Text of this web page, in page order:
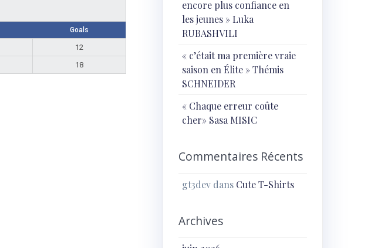
Goals
12
18
encore plus confiance en
les jeunes » Luka
RUBASHVILI
« c’était ma première vraie
saison en Élite » Thémis
SCHNEIDER
« Chaque erreur coûte
cher» Sasa MISIC
Commentaires Récents
gt3dev dans Cute T-Shirts
Archives